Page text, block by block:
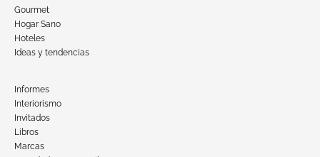
Gourmet
Hogar Sano
Hoteles
Ideas y tendencias
Informes
Interiorismo
Invitados
Libros
Marcas